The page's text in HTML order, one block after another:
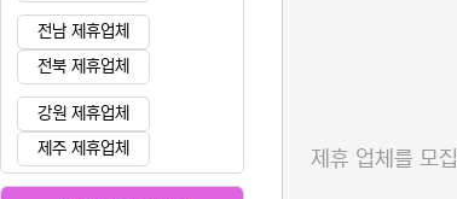
제휴 업체를 모
전남 제휴업체
전북 제휴업체
강원 제휴업체
제주 제휴업체